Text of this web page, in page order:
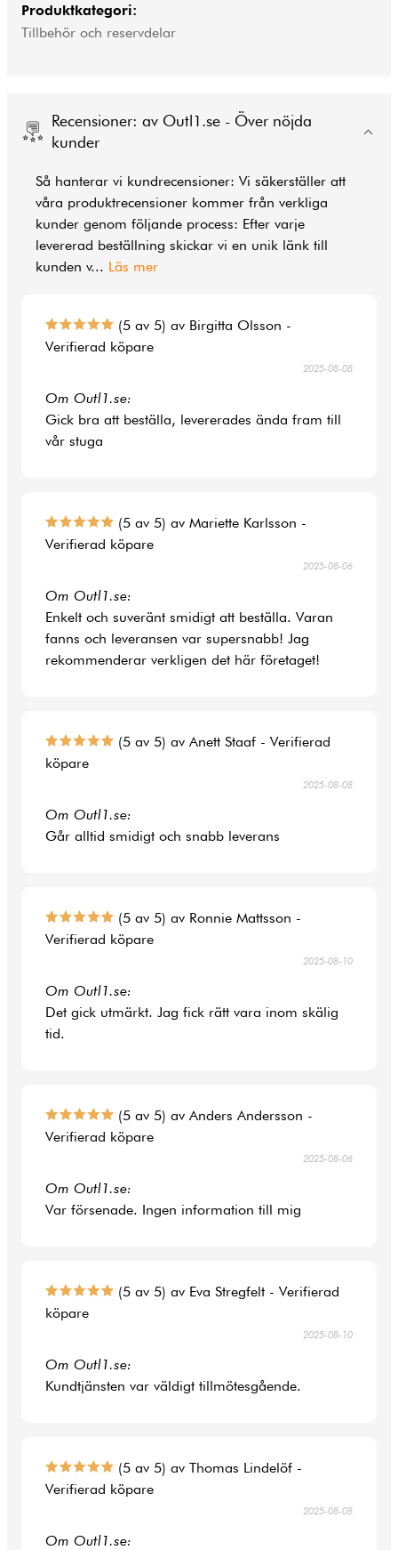
Produktkategori:
Tillbehör och reservdelar
Recensioner: av Outl1.se - Över nöjda
kunder
Så hanterar vi kundrecensioner: Vi säkerställer att
våra produktrecensioner kommer från verkliga
kunder genom följande process: Efter varje
levererad beställning skickar vi en unik länk till
kunden v... Läs mer
(5 av 5) av Birgitta Olsson -
Verifierad köpare
2025-08-08
Om Outl1.se:
Gick bra att beställa, levererades ända fram till
vår stuga
(5 av 5) av Mariette Karlsson -
Verifierad köpare
2025-08-06
Om Outl1.se:
Enkelt och suveränt smidigt att beställa. Varan
fanns och leveransen var supersnabb! Jag
rekommenderar verkligen det här företaget!
(5 av 5) av Anett Staaf - Verifierad
köpare
2025-08-08
Om Outl1.se:
Går alltid smidigt och snabb leverans
(5 av 5) av Ronnie Mattsson -
Verifierad köpare
2025-08-10
Om Outl1.se:
Det gick utmärkt. Jag fick rätt vara inom skälig
tid.
(5 av 5) av Anders Andersson -
Verifierad köpare
2025-08-06
Om Outl1.se:
Var försenade. Ingen information till mig
(5 av 5) av Eva Stregfelt - Verifierad
köpare
2025-08-10
Om Outl1.se:
Kundtjänsten var väldigt tillmötesgående.
(5 av 5) av Thomas Lindelöf -
Verifierad köpare
2025-08-08
Om Outl1.se: